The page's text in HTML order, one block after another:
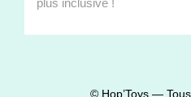
© Hop’Toys —